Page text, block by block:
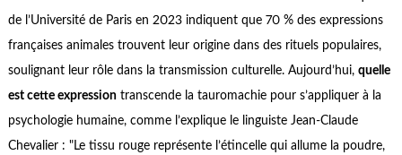
de l’Université de Paris en 2023 indiquent que 70 % des expressions
françaises animales trouvent leur origine dans des rituels populaires,
soulignant leur rôle dans la transmission culturelle. Aujourd’hui, quelle
est cette expressiontranscende la tauromachie pour s’appliquer à la
psychologie humaine, comme l’explique le linguiste Jean-Claude
Chevalier : "Le tissu rouge représente l’étincelle qui allume la poudre,